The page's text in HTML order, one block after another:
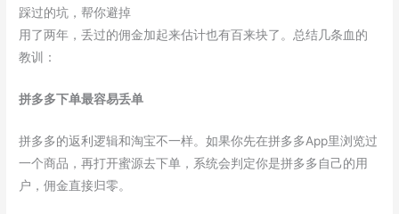
踩过的坑，帮你避掉
用了两年，丢过的佣金加起来估计也有百来块了。总结几条血的
教训：
拼多多下单最容易丢单
拼多多的返利逻辑和淘宝不一样。如果你先在拼多多App里浏览过
一个商品，再打开蜜源去下单，系统会判定你是拼多多自己的用
户，佣金直接归零。